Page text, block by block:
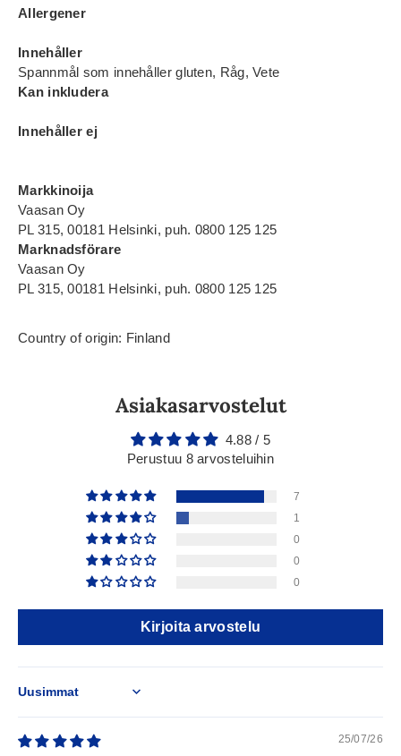
Allergener
Innehåller
Spannmål som innehåller gluten, Råg, Vete
Kan inkludera
Innehåller ej
Markkinoija
Vaasan Oy
PL 315, 00181 Helsinki, puh. 0800 125 125
Marknadsförare
Vaasan Oy
PL 315, 00181 Helsinki, puh. 0800 125 125
Country of origin: Finland
Asiakasarvostelut
4.88 / 5
Perustuu 8 arvosteluihin
7
1
0
0
0
Kirjoita arvostelu
Sort by
25/07/26